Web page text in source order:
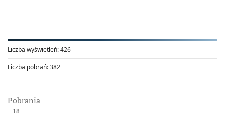
Liczba wyświetleń:426
Liczba pobrań:382
Pobrania